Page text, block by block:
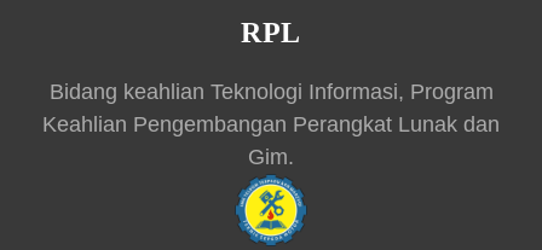
RPL
Bidang keahlian Teknologi Informasi, Program
Keahlian Pengembangan Perangkat Lunak dan
Gim.